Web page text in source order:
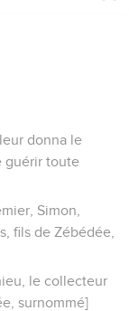
donna le
guérir toute
Simon,
fils de Zébédée,
le collecteur
surnommé]